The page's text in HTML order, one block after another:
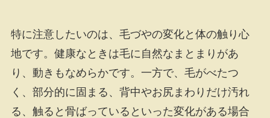
特に注意したいのは、毛づやの変化と体の触り心
地です。健康なときは毛に自然なまとまりがあ
り、動きもなめらかです。一方で、毛がべたつ
く、部分的に固まる、背中やお尻まわりだけ汚れ
る、触ると骨ばっているといった変化がある場合